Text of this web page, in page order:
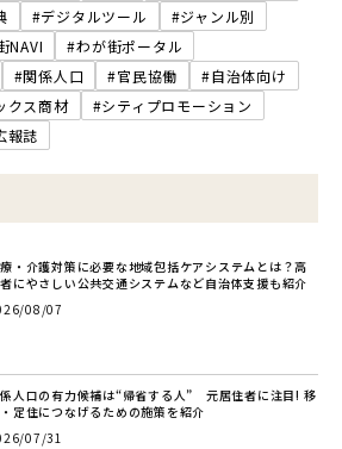
#デジタルツール
#ジャンル別
NAVI
#わが街ポータル
#関係人口 #官民協働
#自治体向け
クス商材
#シティプロモーション
報誌
・介護対策に必要な地域包括ケアシステムとは？高
にやさしい公共交通システムなど自治体支援も紹介
08/07
人口の有力候補は“帰省する人” 元居住者に注目! 移
定住につなげるための施策を紹介
07/31